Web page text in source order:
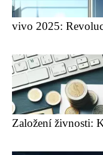
vivo 2025:
Založení živnosti: